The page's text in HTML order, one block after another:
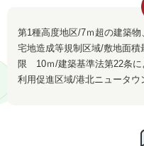
第1種高度地区/7ｍ超の建築
宅地造成等規制区域/敷地面
限 10ｍ/建築基準法第22条に
利用促進区域/港北ニュータウ